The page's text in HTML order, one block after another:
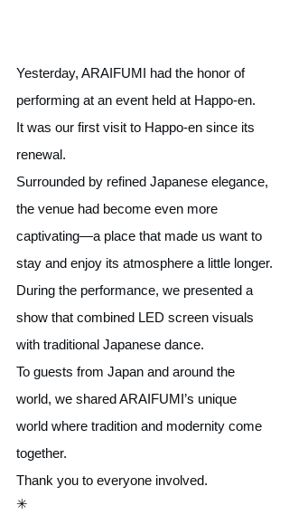
Yesterday, ARAIFUMI had the honor of
performing at an event held at Happo-en.
It was our first visit to Happo-en since its
renewal.
Surrounded by refined Japanese elegance,
the venue had become even more
captivating—a place that made us want to
stay and enjoy its atmosphere a little longer.
During the performance, we presented a
show that combined LED screen visuals
with traditional Japanese dance.
To guests from Japan and around the
world, we shared ARAIFUMI’s unique
world where tradition and modernity come
together.
Thank you to everyone involved.
✳︎